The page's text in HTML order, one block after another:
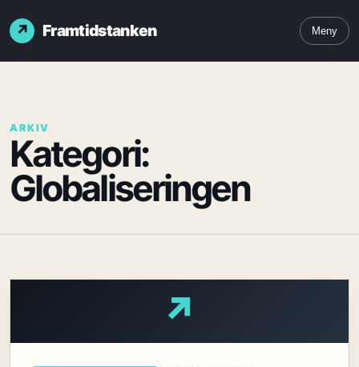
Framtidstanken Meny
ARKIV
Kategori:
Globaliseringen
↗